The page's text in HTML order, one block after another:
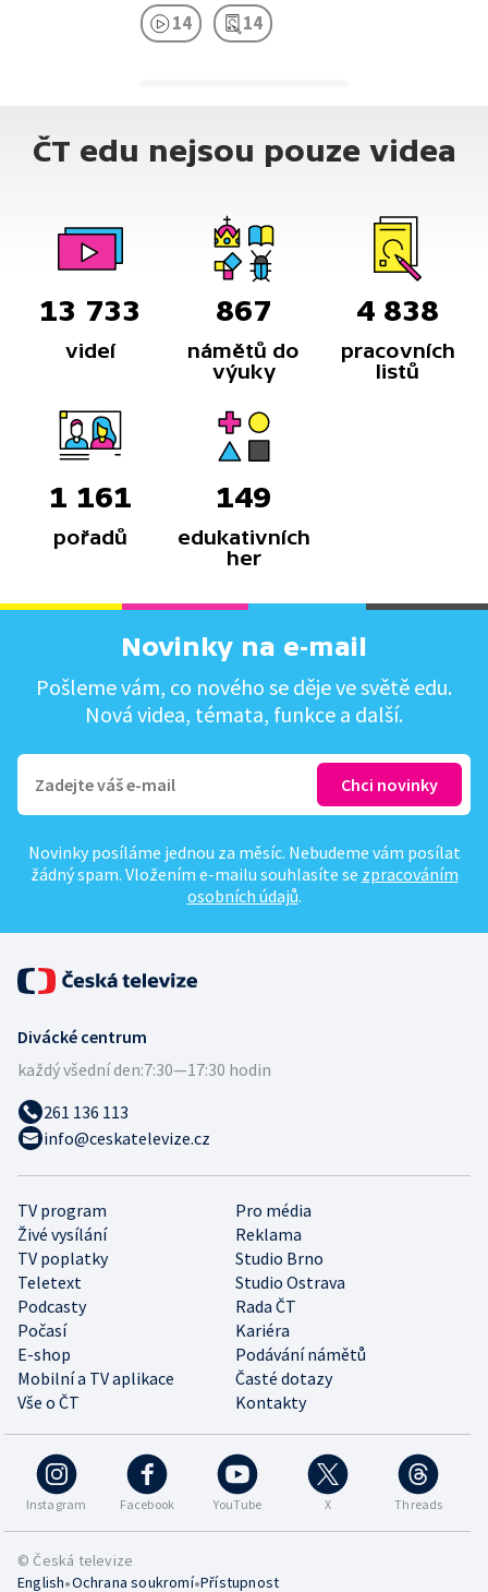
14 14
ČT edu nejsou pouze videa
13 733
videí
867
námětů do
výuky
4 838
pracovních
listů
1 161
pořadů
149
edukativních
her
Novinky na e-mail
Pošleme vám, co nového se děje ve světě edu.
Nová videa, témata, funkce a další.
Novinky posíláme jednou za měsíc. Nebudeme vám posílat
žádný spam. Vložením e-mailu souhlasíte se zpracováním
osobních údajů.